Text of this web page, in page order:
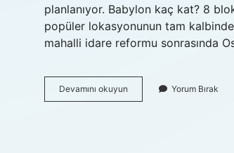
planlanıyor. Babylon kaç kat? 8
popüler lokasyonunun tam kalbinde
mahalli idare reformu sonrasında
Devamını okuyun Babylon
Bursa
Yorum Bırak